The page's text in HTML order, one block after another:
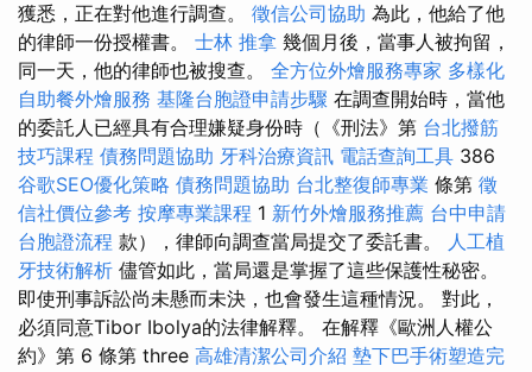
獲悉，正在對他進行調查。 徵信公司協助 為此，他給了他
的律師一份授權書。 士林 推拿 幾個月後，當事人被拘留，
同一天，他的律師也被搜查。 全方位外燴服務專家 多樣化
自助餐外燴服務 基隆台胞證申請步驟 在調查開始時，當他
的委託人已經具有合理嫌疑身份時（《刑法》第 台北撥筋
技巧課程 債務問題協助 牙科治療資訊 電話查詢工具 386
谷歌SEO優化策略 債務問題協助 台北整復師專業 條第 徵
信社價位參考 按摩專業課程 1 新竹外燴服務推薦 台中申請
台胞證流程 款），律師向調查當局提交了委託書。 人工植
牙技術解析 儘管如此，當局還是掌握了這些保護性秘密。
即使刑事訴訟尚未懸而未決，也會發生這種情況。 對此，
必須同意Tibor Ibolya的法律解釋。 在解釋《歐洲人權公
約》第 6 條第 three 高雄清潔公司介紹 墊下巴手術塑造完